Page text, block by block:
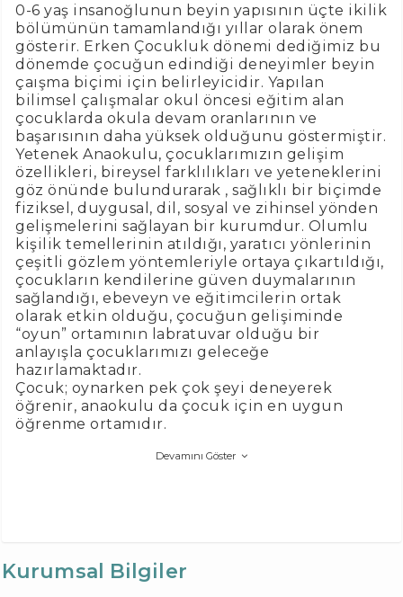
0-6 yaş insanoğlunun beyin yapısının üçte ikilik
bölümünün tamamlandığı yıllar olarak önem
gösterir. Erken Çocukluk dönemi dediğimiz bu
dönemde çocuğun edindiği deneyimler beyin
çaışma biçimi için belirleyicidir. Yapılan
bilimsel çalışmalar okul öncesi eğitim alan
çocuklarda okula devam oranlarının ve
başarısının daha yüksek olduğunu göstermiştir.
Yetenek Anaokulu, çocuklarımızın gelişim
özellikleri, bireysel farklılıkları ve yeteneklerini
göz önünde bulundurarak , sağlıklı bir biçimde
fiziksel, duygusal, dil, sosyal ve zihinsel yönden
gelişmelerini sağlayan bir kurumdur. Olumlu
kişilik temellerinin atıldığı, yaratıcı yönlerinin
çeşitli gözlem yöntemleriyle ortaya çıkartıldığı,
çocukların kendilerine güven duymalarının
sağlandığı, ebeveyn ve eğitimcilerin ortak
olarak etkin olduğu, çocuğun gelişiminde
“oyun” ortamının labratuvar olduğu bir
anlayışla çocuklarımızı geleceğe
hazırlamaktadır.
Çocuk; oynarken pek çok şeyi deneyerek
öğrenir, anaokulu da çocuk için en uygun
öğrenme ortamıdır.
Devamını Göster
Kurumsal Bilgiler